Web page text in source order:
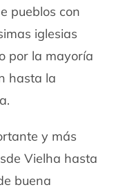
pueblos con
iglesias
por la mayoría
hasta la
y más
Vielha hasta
buena